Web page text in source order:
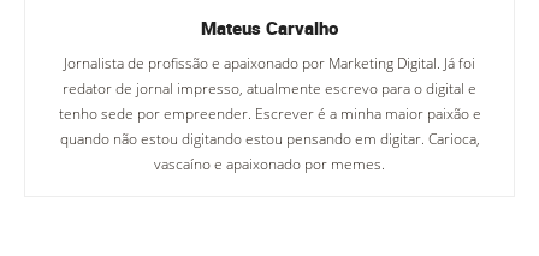
Mateus Carvalho
Jornalista de profissão e apaixonado por Marketing Digital. Já foi
redator de jornal impresso, atualmente escrevo para o digital e
tenho sede por empreender. Escrever é a minha maior paixão e
quando não estou digitando estou pensando em digitar. Carioca,
vascaíno e apaixonado por memes.